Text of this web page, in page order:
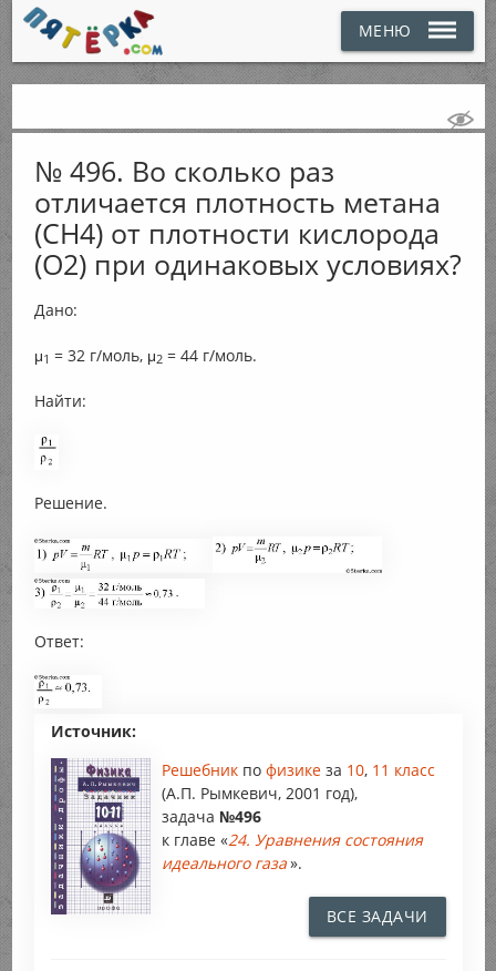
МЕНЮ
№ 496. Во сколько раз
отличается плотность метана
(СН4) от плотности кислорода
(O2) при одинаковых условиях?
Дано:
μ1 = 32 г/моль, μ2= 44 г/моль.
Найти:
Решение.
Ответ:
Источник:
Решебник по физике за 10, 11 класс
(А.П. Рымкевич, 2001 год),
задача №496
к главе «24. Уравнения состояния
идеального газа».
ВСЕ ЗАДАЧИ